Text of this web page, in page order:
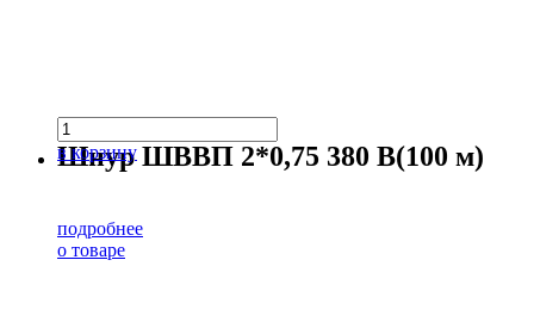
в корзину
Шнур ШВВП 2*0,75 380 В(100 м)
подробнее
о товаре